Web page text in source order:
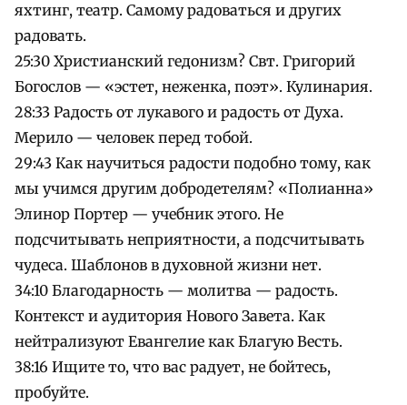
яхтинг, театр. Самому радоваться и других
радовать.
25:30 Христианский гедонизм? Свт. Григорий
Богослов — «эстет, неженка, поэт». Кулинария.
28:33 Радость от лукавого и радость от Духа.
Мерило — человек перед тобой.
29:43 Как научиться радости подобно тому, как
мы учимся другим добродетелям? «Полианна»
Элинор Портер — учебник этого. Не
подсчитывать неприятности, а подсчитывать
чудеса. Шаблонов в духовной жизни нет.
34:10 Благодарность — молитва — радость.
Контекст и аудитория Нового Завета. Как
нейтрализуют Евангелие как Благую Весть.
38:16 Ищите то, что вас радует, не бойтесь,
пробуйте.